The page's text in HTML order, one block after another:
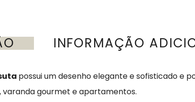
INFORMAÇÃO
possui um desenho elegante e sofisticado e
varanda gourmet e apartamentos.